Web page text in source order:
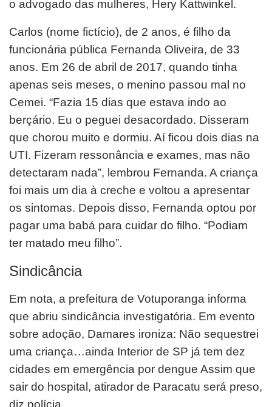
o advogado das mulheres, Hery Kattwinkel.
Carlos (nome fictício), de 2 anos, é filho da
funcionária pública Fernanda Oliveira, de 33
anos. Em 26 de abril de 2017, quando tinha
apenas seis meses, o menino passou mal no
Cemei. “Fazia 15 dias que estava indo ao
berçário. Eu o peguei desacordado. Disseram
que chorou muito e dormiu. Aí ficou dois dias na
UTI. Fizeram ressonância e exames, mas não
detectaram nada”, lembrou Fernanda. A criança
foi mais um dia à creche e voltou a apresentar
os sintomas. Depois disso, Fernanda optou por
pagar uma babá para cuidar do filho. “Podiam
ter matado meu filho”.
Sindicância
Em nota, a prefeitura de Votuporanga informa
que abriu sindicância investigatória. Em evento
sobre adoção, Damares ironiza: Não sequestrei
uma criança…ainda Interior de SP já tem dez
cidades em emergência por dengue Assim que
sair do hospital, atirador de Paracatu será preso,
diz polícia.